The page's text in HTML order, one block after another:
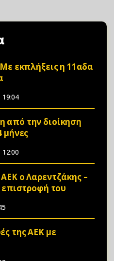
εκπλήξεις η 11αδα
19:04
από την διοίκηση
μήνες
12:00
ο Λαρεντζάκης –
επιστροφή του
της ΑΕΚ με